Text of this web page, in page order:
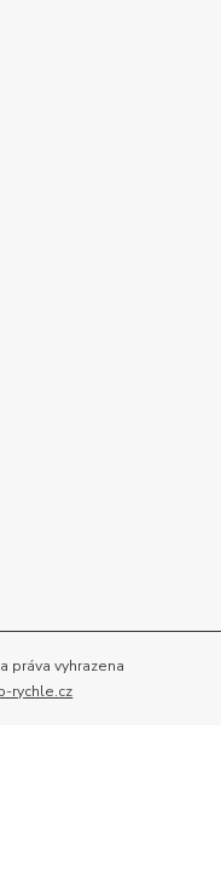
práva vyhrazena
rychle.cz